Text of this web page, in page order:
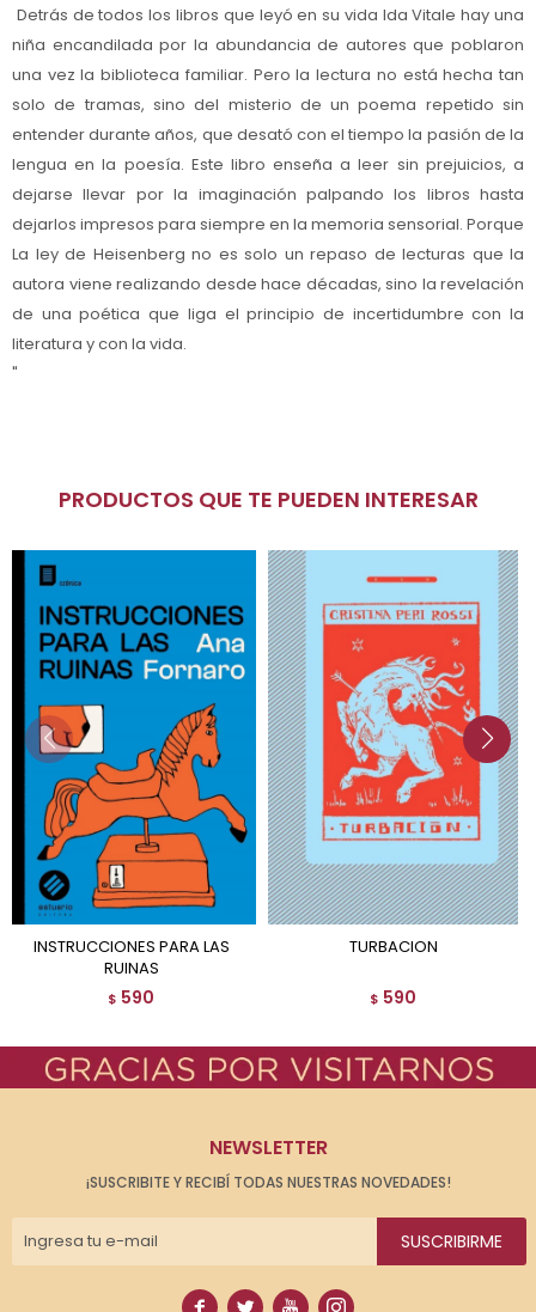
Detrás de todos los libros que leyó en su vida Ida Vitale hay una
niña encandilada por la abundancia de autores que poblaron
una vez la biblioteca familiar. Pero la lectura no está hecha tan
solo de tramas, sino del misterio de un poema repetido sin
entender durante años, que desató con el tiempo la pasión de la
lengua en la poesía. Este libro enseña a leer sin prejuicios, a
dejarse llevar por la imaginación palpando los libros hasta
dejarlos impresos para siempre en la memoria sensorial. Porque
La ley de Heisenberg no es solo un repaso de lecturas que la
autora viene realizando desde hace décadas, sino la revelación
de una poética que liga el principio de incertidumbre con la
literatura y con la vida.
"
PRODUCTOS QUE TE PUEDEN INTERESAR
INSTRUCCIONES PARA LAS
RUINAS
$ 590
TURBACION
$ 590
NEWSLETTER
¡SUSCRIBITE Y RECIBÍ TODAS NUESTRAS NOVEDADES!
SUSCRIBIRME
   